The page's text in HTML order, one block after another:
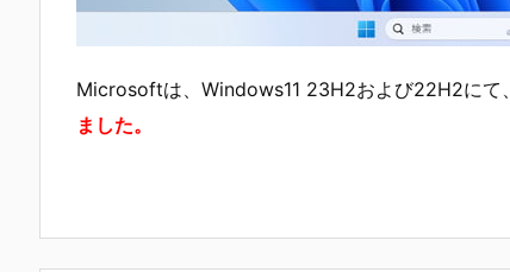
Microsoftは、Windows11 23H2および22H2にて、
ました。